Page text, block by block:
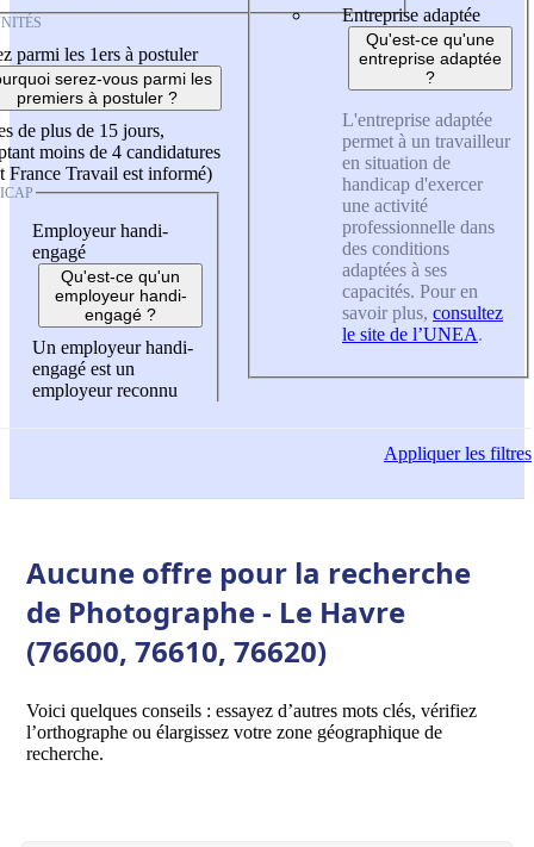
parmi les 1ers à postuler
serez-vous parmi les
premiers à postuler ?
de plus de 15 jours,
moins de 4 candidatures
France Travail est informé)
Employeur handi-
engagé
Qu'est-ce qu'un
employeur handi-
engagé ?
Un employeur handi-
engagé est un
employeur reconnu
Entreprise adaptée
Qu'est-ce qu'une
entreprise adaptée
?
L'entreprise adaptée
permet à un travailleur
en situation de
handicap d'exercer
une activité
professionnelle dans
des conditions
adaptées à ses
capacités. Pour en
savoir plus, consultez
le site de l’UNEA.
Appliquerles filtres
Aucune offre pour la recherche
de Photographe - Le Havre
(76600, 76610, 76620)
Voici quelques conseils : essayez d’autres mots clés, vérifiez
l’orthographe ou élargissez votre zone géographique de
recherche.